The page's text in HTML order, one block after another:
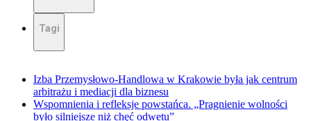
Tagi
Izba Przemysłowo-Handlowa w Krakowie była jak centrum
arbitrażu i mediacji dla biznesu
Wspomnienia i refleksje powstańca. „Pragnienie wolności
było silniejsze niż chęć odwetu”